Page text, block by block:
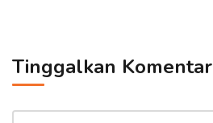
Tinggalkan Komentar